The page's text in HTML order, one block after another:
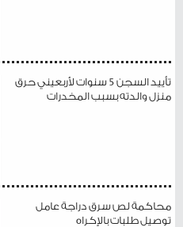
تأييد السجن 5 سنوات لأربعيني حرق
منزل والدته بسبب المخدرات
محاكمة لص سرق دراجة عامل
توصيل طلبات بالإكراه